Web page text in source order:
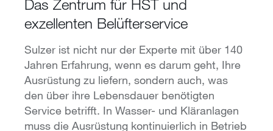
Das Zentrum für HST und
exzellenten Belüfterservice
Sulzer ist nicht nur der Experte mit über 140
Jahren Erfahrung, wenn es darum geht, Ihre
Ausrüstung zu liefern, sondern auch, was
den über ihre Lebensdauer benötigten
Service betrifft. In Wasser- und Kläranlagen
muss die Ausrüstung kontinuierlich in Betrieb